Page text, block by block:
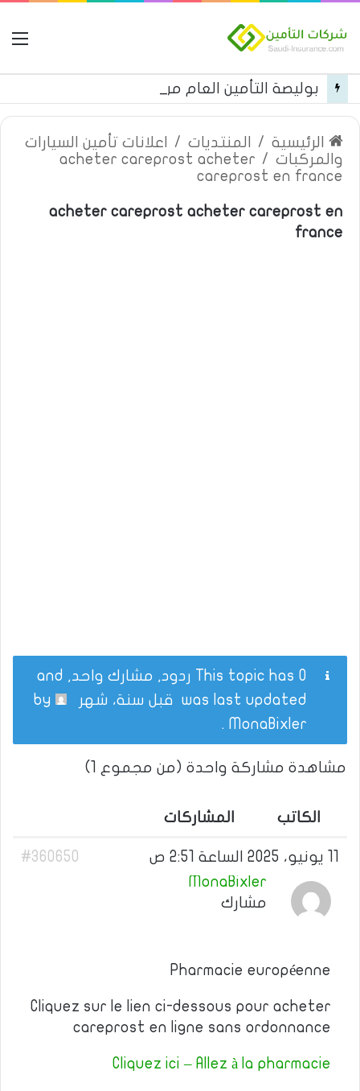
الرئيسية / المنتديات /
اعلانات تأمين السيارات
والمركبات /
acheter careprost acheter
careprost en france
acheter careprost acheter careprost en
france
This topic has 0 ردود, مشارك واحد, and
was last updated قبل سنة، شهر
MonaBixler
.
مشاهدة مشاركة واحدة (من مجموع 1)
الكاتب المشاركات
#360650
MonaBixler
مشارك
Pharmacie européenne
Cliquez sur le lien ci-dessous pour acheter
careprost en ligne sans ordonnance
Cliquez ici – Allez à la pharmacie